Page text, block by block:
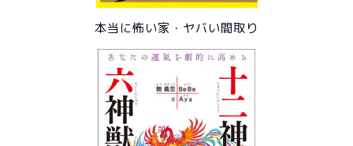
本当に怖い家・ヤバい間取り